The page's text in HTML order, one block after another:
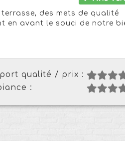
des mets de qualité
en avant le souci de notre
qualité / prix :
: